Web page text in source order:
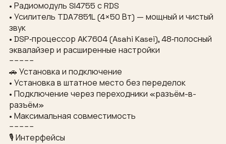
• Радиомодуль SI4755 с RDS
• Усилитель TDA7851L (4×50 Вт) — мощный и чистый
звук
• DSP‑процессор AK7604 (Asahi Kasei), 48‑полосный
эквалайзер и расширенные настройки
−−−−−
🚗 Установка и подключение
• Установка в штатное место без переделок
• Подключение через переходники «разъём-в-
разъём»
• Максимальная совместимость
−−−−−
🎙 Интерфейсы